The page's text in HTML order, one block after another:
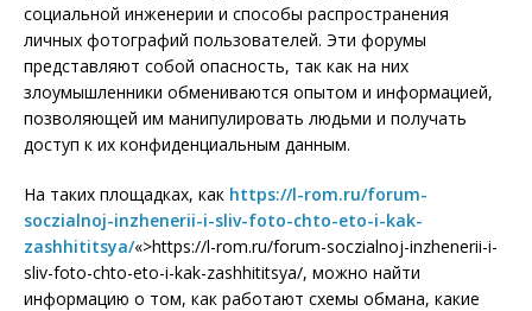
социальной инженерии и способы распространения
личных фотографий пользователей. Эти форумы
представляют собой опасность, так как на них
злоумышленники обмениваются опытом и информацией,
позволяющей им манипулировать людьми и получать
доступ к их конфиденциальным данным.
На таких площадках, как https://l-rom.ru/forum-
soczialnoj-inzhenerii-i-sliv-foto-chto-eto-i-kak-
zashhititsya/«>https://l-rom.ru/forum-soczialnoj-inzhenerii-i-
sliv-foto-chto-eto-i-kak-zashhititsya/, можно найти
информацию о том, как работают схемы обмана, какие